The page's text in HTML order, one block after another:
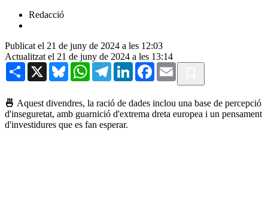
Redacció
Publicat el 21 de juny de 2024 a les 12:03
Actualitzat el 21 de juny de 2024 a les 13:14
Share X BlueskyWhatsAppTelegramLinkedInFacebook
Email
🍜 Aquest divendres, la ració de dades inclou una base de percepció
d'inseguretat, amb guarnició d'extrema dreta europea i un pensament
d'investidures que es fan esperar.